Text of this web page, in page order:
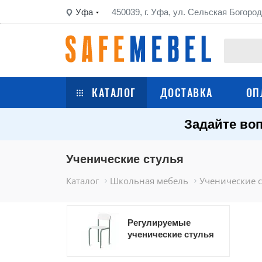
Уфа 450039, г. Уфа, ул. Сельская
КАТАЛОГ
Шкафы металлические
Стеллажи металлические
Верстаки
Тележки
ДОСТАВКА
Задайте
Ученические стулья
Каталог Школьная мебель Ученические
Регулируемые
ученические стулья